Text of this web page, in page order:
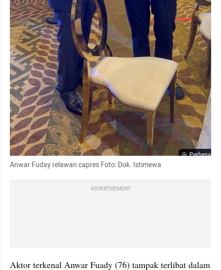
Perbesar
Anwar Fuday relawan capres Foto: Dok. Istimewa
ADVERTISEMENT
Aktor terkenal Anwar Fuady (76) tampak terlibat dalam